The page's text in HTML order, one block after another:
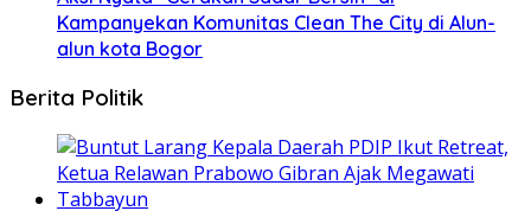
Kampanyekan Komunitas Clean The City di Alun-
alun kota Bogor
Berita Politik